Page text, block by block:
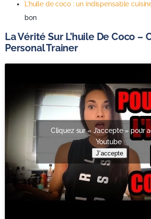
L’huile de coco : un indispensable
bon
La Vérité Sur L’huile De Coco –
Personal Trainer
Cliquez sur « J’accepte » pour
Youtube
J’accepte